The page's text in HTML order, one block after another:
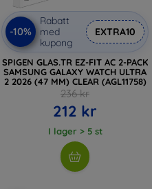
-10%
Rabatt
med
kupong
EXTRA10
SPIGEN GLAS.TR EZ-FIT AC 2-PACK
SAMSUNG GALAXY WATCH ULTRA
2 2026 (47 MM) CLEAR (AGL11758)
236 kr
212 kr
I lager > 5 st